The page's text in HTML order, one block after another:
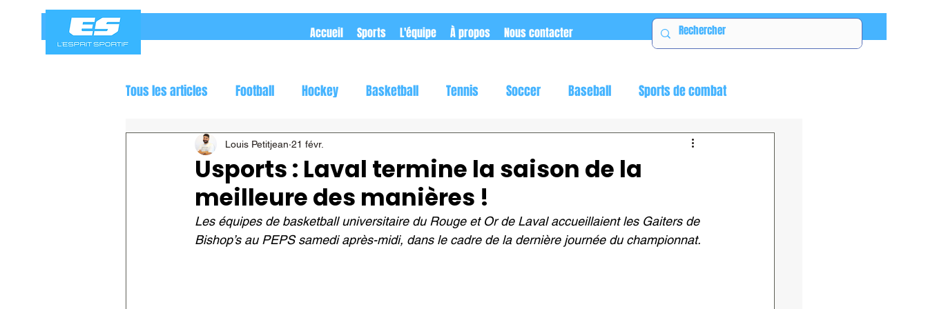
Accueil Sports L'équipe À propos Nous contacter
Tous les articles Football Hockey Basketball Tennis Soccer Baseball Sports de combat
Jeux olympiques Course automobile
Usports : Laval termine la saison de la
meilleure des manières !
Louis Petitjean 21 févr.
Les équipes de basketball universitaire du Rouge et Or de Laval accueillaient les Gaiters de
Bishop’s au PEPS samedi après-midi, dans le cadre de la dernière journée du championnat.